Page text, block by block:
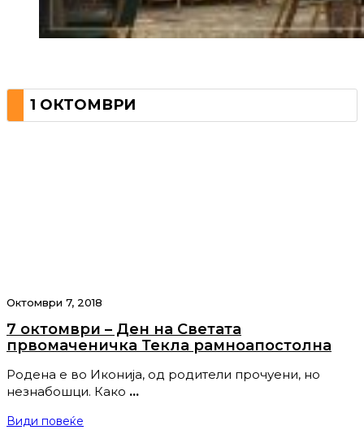
1 ОКТОМВРИ
Октомври 7, 2018
7 октомври – Ден на Светата
првомаченичка Текла рамноапостолна
Родена е во Иконија, од родители прочуени, но
незнабошци. Како …
Види повеќе